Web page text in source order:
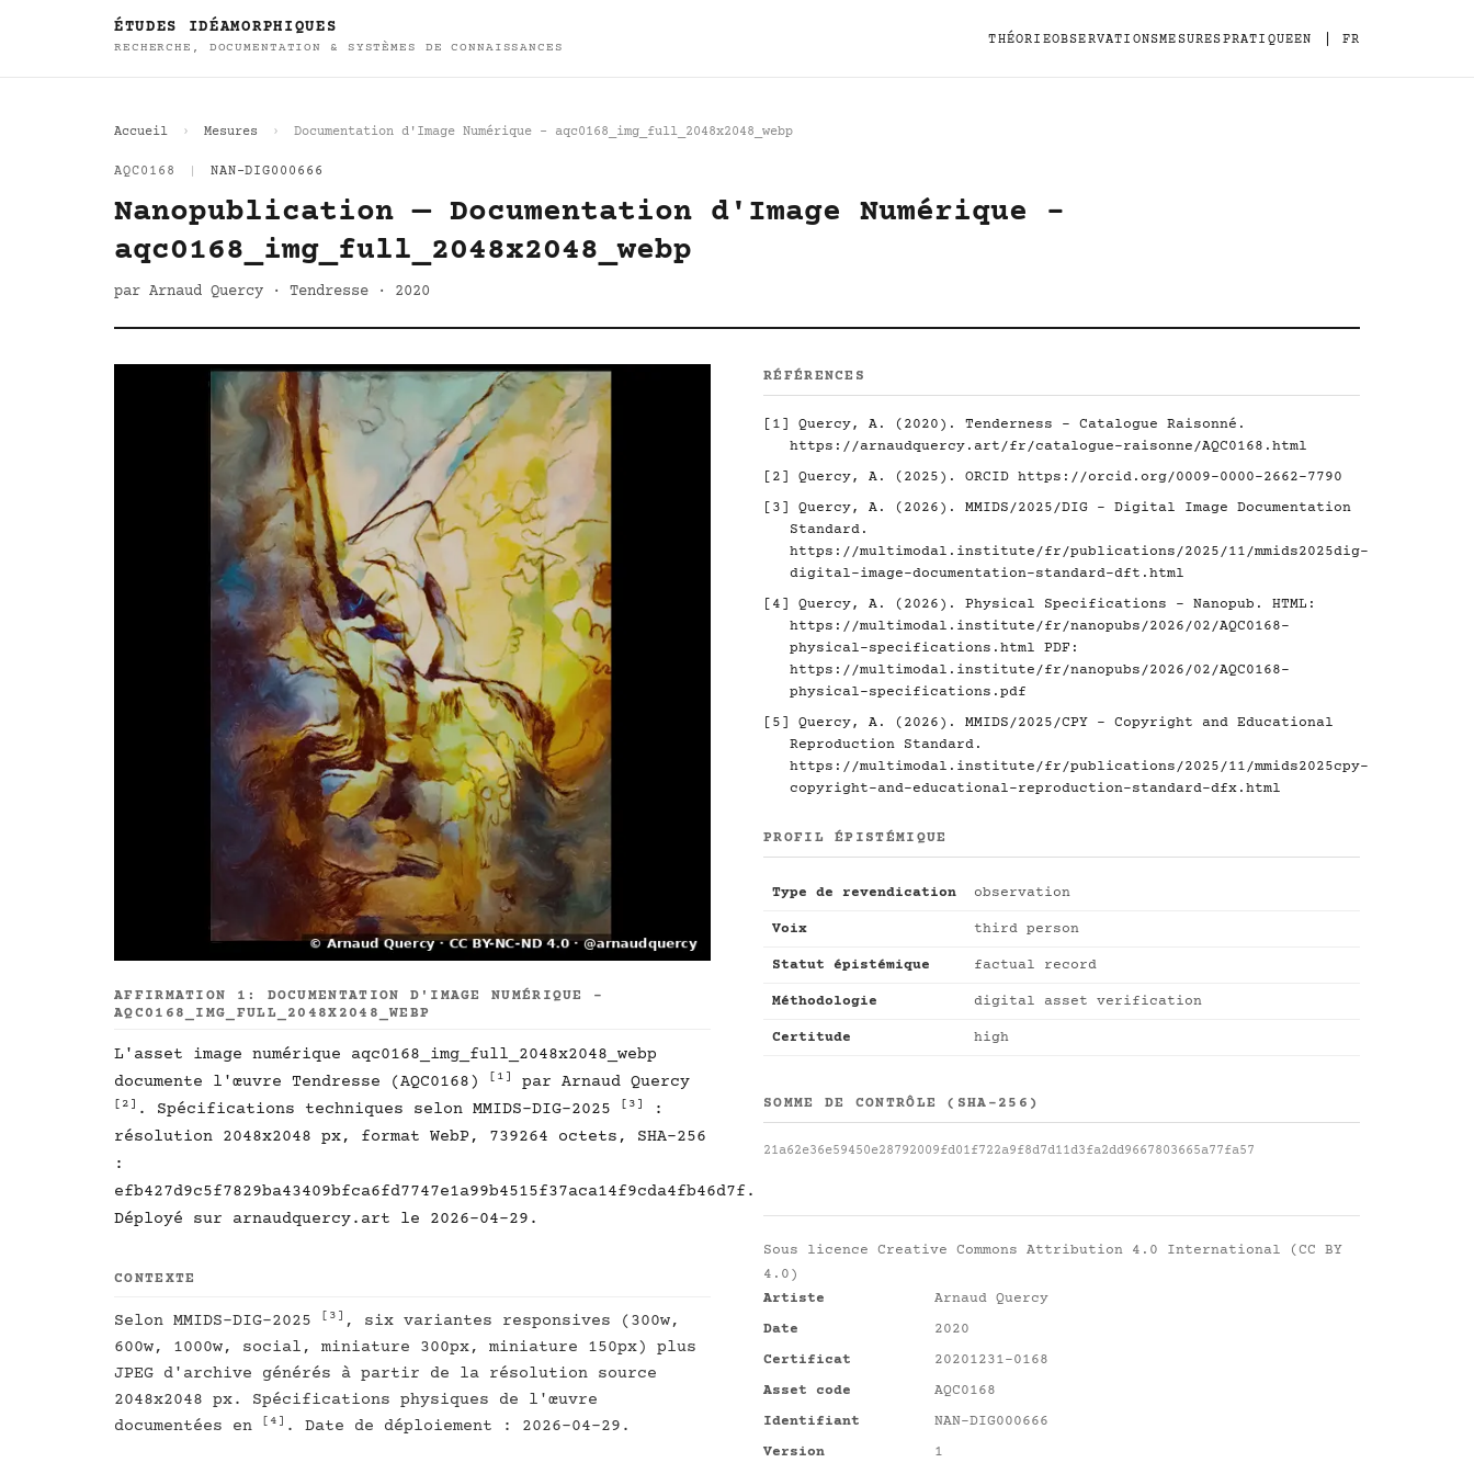
ÉTUDES IDÉAMORPHIQUES
RECHERCHE, DOCUMENTATION & SYSTÈMES DE CONNAISSANCES
THÉORIEOBSERVATIONSMESURESPRATIQUEEN FR
Accueil Mesures Documentation d'Image Numérique - aqc0168_img_full_2048x2048_webp
AQC0168 NAN-DIG000666
Nanopublication — Documentation d'Image Numérique -
aqc0168_img_full_2048x2048_webp
par Arnaud Quercy · Tendresse · 2020
AFFIRMATION 1: DOCUMENTATION D'IMAGE NUMÉRIQUE -
AQC0168_IMG_FULL_2048X2048_WEBP
L'asset image numérique aqc0168_img_full_2048x2048_webp
documente l'œuvre Tendresse (AQC0168)
[1] par Arnaud Quercy
[2] . Spécifications techniques selon MMIDS-DIG-2025 [3]
:
résolution 2048x2048 px, format WebP, 739264 octets, SHA-256
:
efb427d9c5f7829ba43409bfca6fd7747e1a99b4515f37aca14f9cda4fb46d7f.
Déployé sur arnaudquercy.art le 2026-04-29.
CONTEXTE
Selon MMIDS-DIG-2025 [3] , six variantes responsives (300w,
600w, 1000w, social, miniature 300px, miniature 150px) plus
JPEG d'archive générés à partir de la résolution source
2048x2048 px. Spécifications physiques de l'œuvre
documentées en
[4] . Date de déploiement : 2026-04-29.
RÉFÉRENCES
[1]
Quercy, A. (2020). Tenderness - Catalogue Raisonné.
https://arnaudquercy.art/fr/catalogue-raisonne/AQC0168.html
[2]
Quercy, A. (2025). ORCID https://orcid.org/0009-0000-2662-7790
[3]
Quercy, A. (2026). MMIDS/2025/DIG - Digital Image Documentation
Standard.
https://multimodal.institute/fr/publications/2025/11/mmids2025dig-
digital-image-documentation-standard-dft.html
[4]
Quercy, A. (2026). Physical Specifications - Nanopub. HTML:
https://multimodal.institute/fr/nanopubs/2026/02/AQC0168-
physical-specifications.html PDF:
https://multimodal.institute/fr/nanopubs/2026/02/AQC0168-
physical-specifications.pdf
[5]
Quercy, A. (2026). MMIDS/2025/CPY - Copyright and Educational
Reproduction Standard.
https://multimodal.institute/fr/publications/2025/11/mmids2025cpy-
copyright-and-educational-reproduction-standard-dfx.html
PROFIL ÉPISTÉMIQUE
Type de revendication observation
Voix third person
Statut épistémique factual record
Méthodologie digital asset verification
Certitude high
SOMME DE CONTRÔLE (SHA-256)
21a62e36e59450e28792009fd01f722a9f8d7d11d3fa2dd9667803665a77fa57
Sous licence Creative Commons Attribution 4.0 International (CC BY
4.0)
Artiste
Arnaud Quercy
Date
2020
Certificat
20201231-0168
Asset code
AQC0168
Identifiant
NAN-DIG000666
Version
1